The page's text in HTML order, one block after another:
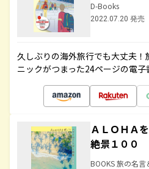
D-Books
2022.07.20 発売
久しぶりの海外旅行でも大丈夫
ニックがつまった24ページの電子
ＡＬＯＨＡ
絶景１００
BOOKS 旅の名言